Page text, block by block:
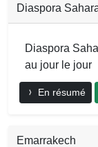
Diaspora
Diaspora
au jour le jour
En résumé
Emarrakech